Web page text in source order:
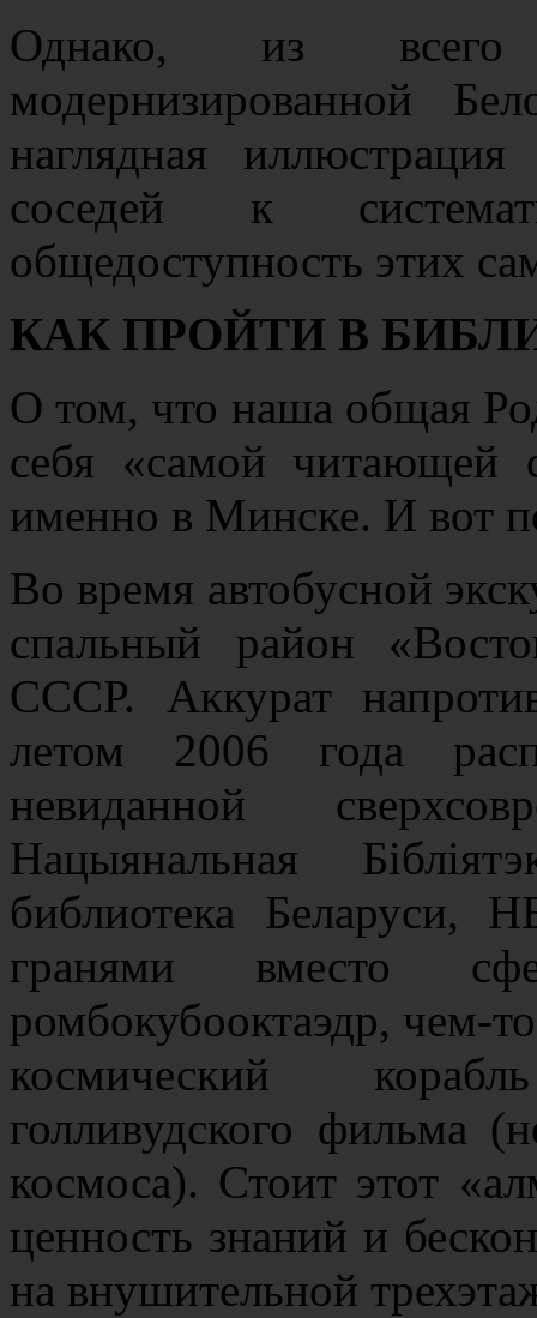
Однако, из
модернизированной
наглядная
соседей к
общедоступность этих
КАК ПРОЙТИ В
О том, что наша общая
себя «самой читающей
именно в Минске. И вот
Во время автобусной
спальный район
СССР. Аккурат
летом 2006 года
невиданной
Нацыянальная
библиотека Беларуси,
гранями вместо
ромбокубооктаэдр, чем-
космический
голливудского фильма
космоса). Стоит этот
ценность знаний и
на внушительной